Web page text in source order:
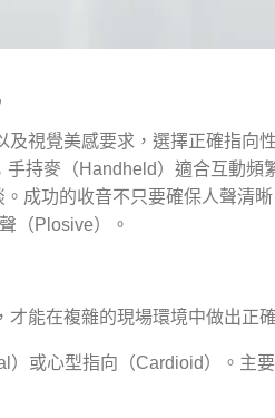
視覺美感要求，選擇正確指向
持麥（Handheld）適合互動頻
成功的收音不只要確保人聲清
（Plosive）。
能在複雜的現場環境中做出正確
）或心型指向（Cardioid）。主